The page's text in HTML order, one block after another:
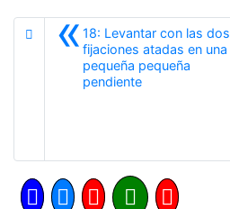
«18: Levantar con las dos
fijaciones atadas en una
pequeña pequeña
pendienteAnterior